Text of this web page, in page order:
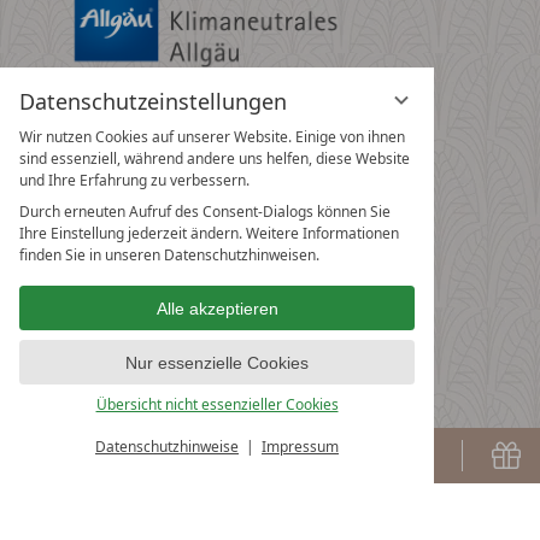
Datenschutzeinstellungen
Wir nutzen Cookies auf unserer Website. Einige von ihnen
sind essenziell, während andere uns helfen, diese Website
und Ihre Erfahrung zu verbessern.
Durch erneuten Aufruf des Consent-Dialogs können Sie
Ihre Einstellung jederzeit ändern. Weitere Informationen
finden Sie in unseren Datenschutzhinweisen.
Alle akzeptieren
Nur essenzielle Cookies
Übersicht nicht essenzieller Cookies
Datenschutzhinweise Impressum
BUCHEN Buchen